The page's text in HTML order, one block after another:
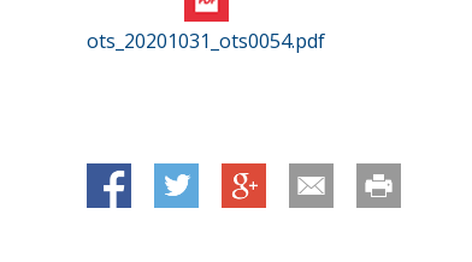
ots_20201031_ots0054.pdf